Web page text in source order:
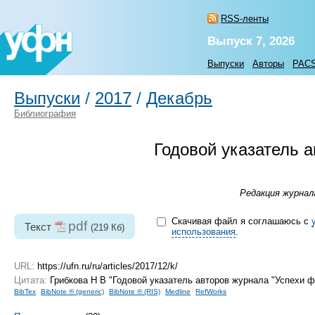
RSS-ленты
Выпуск 7, 2026
Выпуски Авторы
Выпуски / 2017 / Декабрь
Библиография
Годовой указатель
Редакция
Текст pdf (219 Кб)
Скачивая файл я соглашаюсь с
использования.
URL: https://ufn.ru/ru/articles/2017/12/k/
Цитата: Грибкова Н В "Годовой указатель авторов журнала "Успехи
BibTex BibNote ® (generic) BibNote ® (RIS) Medline RefWorks